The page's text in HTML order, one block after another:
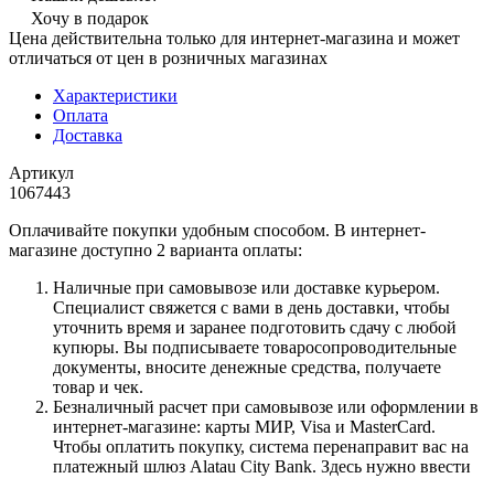
Хочу в подарок
Цена действительна только для интернет-магазина и может
отличаться от цен в розничных магазинах
Характеристики
Оплата
Доставка
Артикул
1067443
Оплачивайте покупки удобным способом. В интернет-
магазине доступно 2 варианта оплаты:
Наличные при самовывозе или доставке курьером.
Специалист свяжется с вами в день доставки, чтобы
уточнить время и заранее подготовить сдачу с любой
купюры. Вы подписываете товаросопроводительные
документы, вносите денежные средства, получаете
товар и чек.
Безналичный расчет при самовывозе или оформлении в
интернет-магазине: карты МИР, Visa и MasterCard.
Чтобы оплатить покупку, система перенаправит вас на
платежный шлюз Alatau City Bank. Здесь нужно ввести